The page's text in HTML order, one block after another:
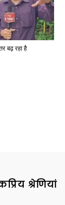
बढ़ रहा है
श्रेणियां